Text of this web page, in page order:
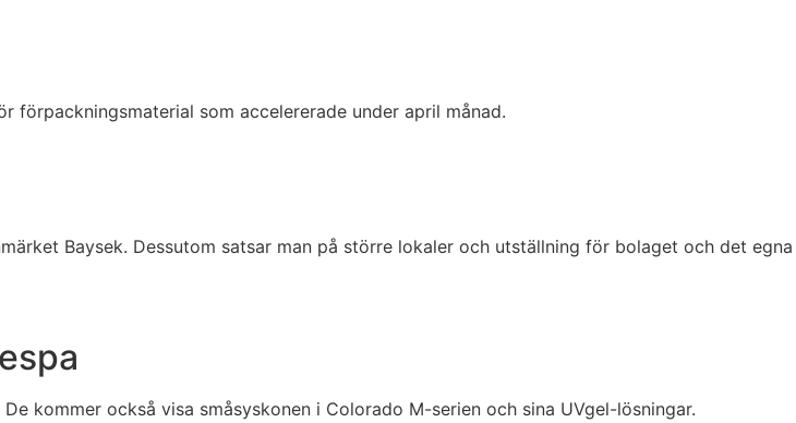
förpackningsmaterial som accelererade under april månad.
Baysek. Dessutom satsar man på större lokaler och utställning för bolaget och det egna
kommer också visa småsyskonen i Colorado M-serien och sina UVgel-lösningar.